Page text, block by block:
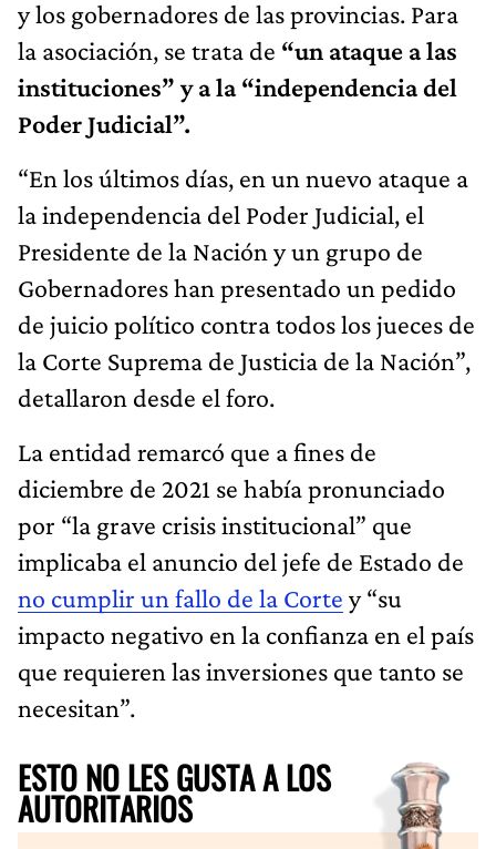
y los gobernadores de las provincias. Para
la asociación, se trata de “un ataque a las
instituciones” y a la “independencia del
Poder Judicial”.
“En los últimos días, en un nuevo ataque a
la independencia del Poder Judicial, el
Presidente de la Nación y un grupo de
Gobernadores han presentado un pedido
de juicio político contra todos los jueces de
la Corte Suprema de Justicia de la Nación”,
detallaron desde el foro.
La entidad remarcó que a fines de
diciembre de 2021 se había pronunciado
por “la grave crisis institucional” que
implicaba el anuncio del jefe de Estado de
no cumplir un fallo de la Corte y “su
impacto negativo en la confianza en el país
que requieren las inversiones que tanto se
necesitan”.
ESTO NO LES GUSTA A LOS
AUTORITARIOS